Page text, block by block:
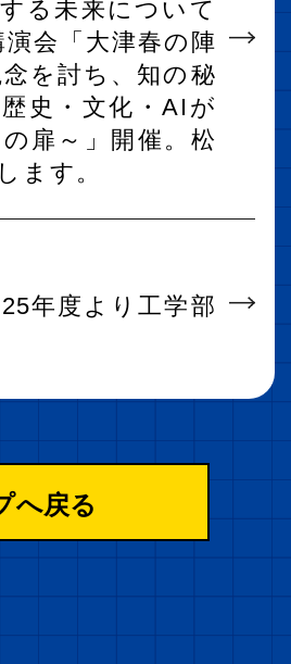
る未来について
会「大津春の陣
を討ち、知の秘
史・文化・AIが
扉～」開催。松
ます。
年度より工学部
へ戻る